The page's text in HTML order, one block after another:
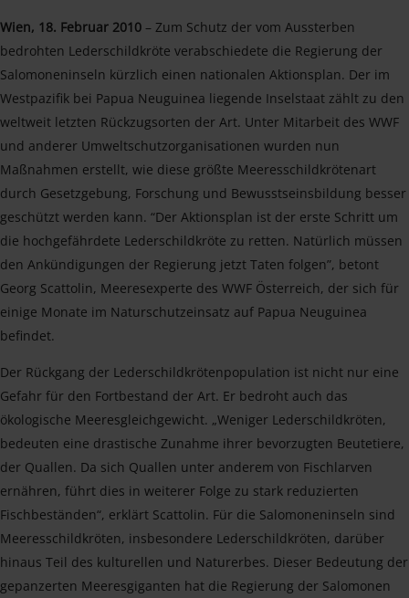
Wien, 18. Februar 2010 – Zum Schutz der vom Aussterben
bedrohten Lederschildkröte verabschiedete die Regierung der
Salomoneninseln kürzlich einen nationalen Aktionsplan. Der im
Westpazifik bei Papua Neuguinea liegende Inselstaat zählt zu den
weltweit letzten Rückzugsorten der Art. Unter Mitarbeit des WWF
und anderer Umweltschutzorganisationen wurden nun
Maßnahmen erstellt, wie diese größte Meeresschildkrötenart
durch Gesetzgebung, Forschung und Bewusstseinsbildung besser
geschützt werden kann. “Der Aktionsplan ist der erste Schritt um
die hochgefährdete Lederschildkröte zu retten. Natürlich müssen
den Ankündigungen der Regierung jetzt Taten folgen”, betont
Georg Scattolin, Meeresexperte des WWF Österreich, der sich für
einige Monate im Naturschutzeinsatz auf Papua Neuguinea
befindet.
Der Rückgang der Lederschildkrötenpopulation ist nicht nur eine
Gefahr für den Fortbestand der Art. Er bedroht auch das
ökologische Meeresgleichgewicht. „Weniger Lederschildkröten,
bedeuten eine drastische Zunahme ihrer bevorzugten Beutetiere,
der Quallen. Da sich Quallen unter anderem von Fischlarven
ernähren, führt dies in weiterer Folge zu stark reduzierten
Fischbeständen“, erklärt Scattolin. Für die Salomoneninseln sind
Meeresschildkröten, insbesondere Lederschildkröten, darüber
hinaus Teil des kulturellen und Naturerbes. Dieser Bedeutung der
gepanzerten Meeresgiganten hat die Regierung der Salomonen